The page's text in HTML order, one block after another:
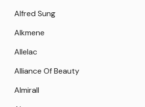
Alfred Sung
Alkmene
Allelac
Alliance Of Beauty
Almirall